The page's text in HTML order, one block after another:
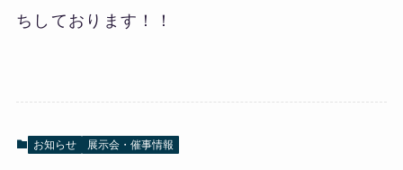
ちしております！！
お知らせ 展示会・催事情報